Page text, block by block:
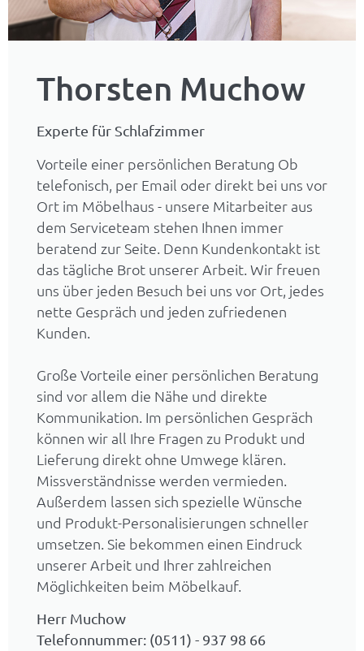
Thorsten Muchow
Experte für Schlafzimmer
Vorteile einer persönlichen Beratung Ob
telefonisch, per Email oder direkt bei uns vor
Ort im Möbelhaus - unsere Mitarbeiter aus
dem Serviceteam stehen Ihnen immer
beratend zur Seite. Denn Kundenkontakt ist
das tägliche Brot unserer Arbeit. Wir freuen
uns über jeden Besuch bei uns vor Ort, jedes
nette Gespräch und jeden zufriedenen
Kunden.
Große Vorteile einer persönlichen Beratung
sind vor allem die Nähe und direkte
Kommunikation. Im persönlichen Gespräch
können wir all Ihre Fragen zu Produkt und
Lieferung direkt ohne Umwege klären.
Missverständnisse werden vermieden.
Außerdem lassen sich spezielle Wünsche
und Produkt-Personalisierungen schneller
umsetzen. Sie bekommen einen Eindruck
unserer Arbeit und Ihrer zahlreichen
Möglichkeiten beim Möbelkauf.
Herr Muchow
Telefonnummer: (0511) - 937 98 66